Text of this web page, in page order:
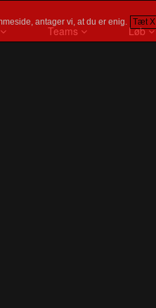
antager vi, at du er enig. Tæt X
Teams Løb